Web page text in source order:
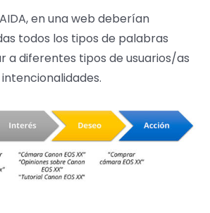
en una web deberían
todos los tipos de palabras
a diferentes tipos de usuarios/as